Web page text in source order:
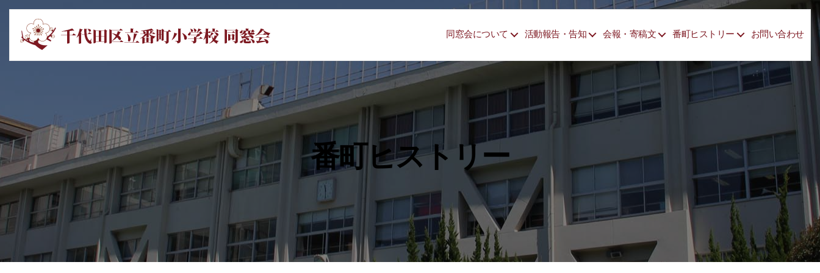
番
同
窓
会
同窓会について 活動報告・告知 会報・寄稿文 番町ヒストリー お問い合わせ
番町ヒストリー